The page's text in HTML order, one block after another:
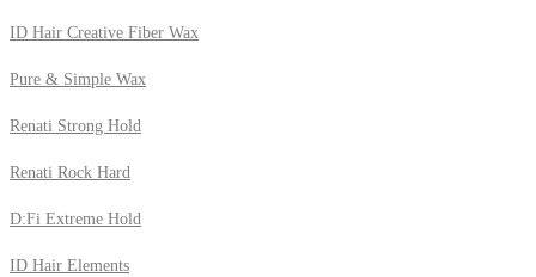
ID Hair Creative Fiber Wax
Pure & Simple Wax
Renati Strong Hold
Renati Rock Hard
D:Fi Extreme Hold
ID Hair Elements